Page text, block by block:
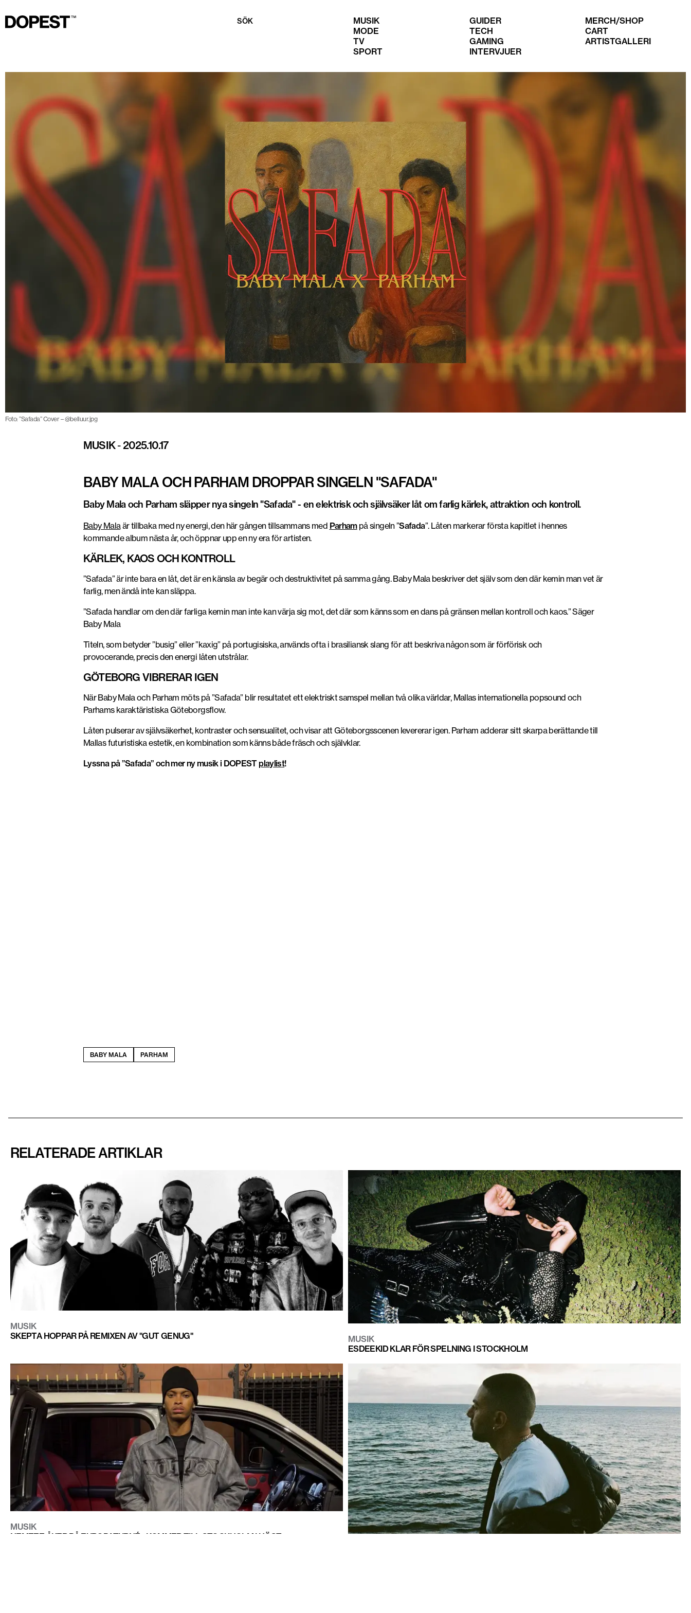
SÖK
MUSIK
MODE
TV
SPORT
GUIDER
TECH
GAMING
INTERVJUER
MERCH/SHOP
CART
ARTISTGALLERI
Foto: ”Safada” Cover – @belluur.jpg
MUSIK-2025.10.17
BABY MALA OCH PARHAM DROPPAR SINGELN "SAFADA"
Baby Mala och Parham släpper nya singeln "Safada" - en elektrisk och självsäker låt om farlig kärlek, attraktion och kontroll.
Baby Malaär tillbaka med ny energi, den här gången tillsammans med Parhampå singeln ”Safada”. Låten markerarförsta kapitlet i hennes
kommande album nästa år, och öppnar upp en ny era för artisten.
KÄRLEK, KAOS OCH KONTROLL
”Safada” är inte bara en låt, det ären känsla av begär och destruktivitet på samma gång. Baby Mala beskriver det själv som den där kemin man vet är
farlig, men ändå inte kan släppa.
”Safada handlar om den där farliga kemin man inte kan värja sig mot, det där som känns som en dans på gränsen mellan kontroll och kaos.” Säger
Baby Mala
Titeln, som betyder ”busig” eller ”kaxig” på portugisiska, används ofta i brasiliansk slang för att beskriva någon som ärförförisk och
provocerande,precis den energi låten utstrålar.
GÖTEBORG VIBRERAR IGEN
NärBaby Malaoch Parham möts på ”Safada” blir resultatet ett elektriskt samspel mellan två olika världar,Mallas internationella popsound och
Parhams karaktäristiska Göteborgsflow.
Låten pulserar avsjälvsäkerhet, kontraster och sensualitet, och visar attGöteborgsscenen levererar igen. Parham adderar sitt skarpa berättande till
Mallas futuristiska estetik, en kombination som känns bådefräsch och självklar.
Lyssna på ”Safada” och mer ny musik i DOPEST playlist!
BABY MALA PARHAM
RELATERADE ARTIKLAR
MUSIK
SKEPTA HOPPAR PÅ REMIXEN AV "GUT GENUG"
MUSIK
ESDEEKID KLAR FÖR SPELNING I STOCKHOLM
MUSIK
NEMZZZ ÅKER PÅ EUROPATURNÉ - KOMMER TILL STOCKHOLM I HÖST